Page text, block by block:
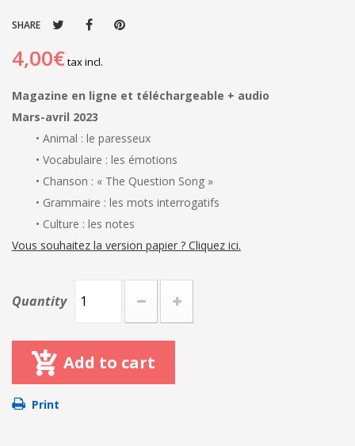
SHARE
4,00€tax incl.
Magazine en ligne et téléchargeable + audio
Mars-avril 2023
• Animal : le paresseux
• Vocabulaire : les émotions
• Chanson : « The Question Song »
• Grammaire : les mots interrogatifs
• Culture : les notes
Vous souhaitez la version papier ? Cliquez ici.
Quantity
Add to cart
Print